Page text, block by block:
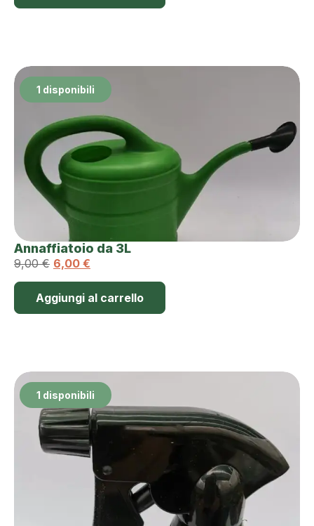
1 disponibili
Annaffiatoio da 3L
9,00€ 6,00 €
Aggiungi al carrello
1 disponibili